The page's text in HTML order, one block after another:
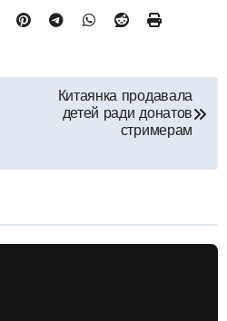
Китаянка продавала
детей ради донатов
стримерам